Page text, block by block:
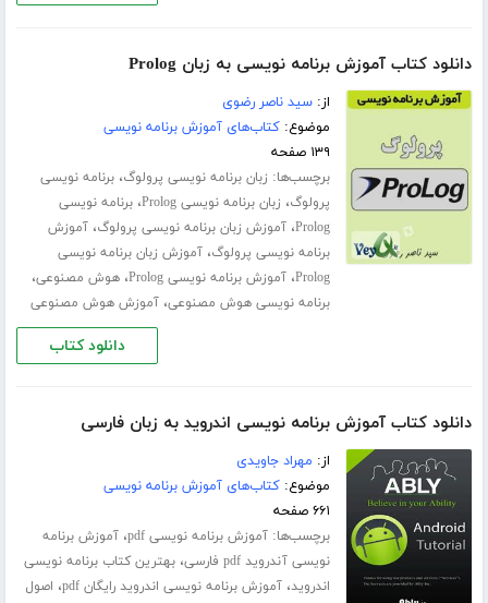
دانلود کتاب آموزش برنامه نویسی به زبان Prolog
از:سید ناصر رضوی
موضوع:کتاب‌های آموزش برنامه نویسی
۱۳۹ صفحه
برچسب‌ها: زبان برنامه نویسی پرولوگ،برنامه نویسی
پرولوگ، زبان برنامه نویسی Prolog ،برنامه نویسی
Prolog،آموزش زبان برنامه نویسی پرولوگ،آموزش
برنامه نویسی پرولوگ،آموزش زبان برنامه نویسی
Prolog،آموزش برنامه نویسی Prolog ،هوش مصنوعی،
برنامه نویسی هوش مصنوعی،آموزش هوش مصنوعی
دانلود کتاب
دانلود کتاب آموزش برنامه نویسی اندروید به زبان فارسی
از: مهراد جاویدی
موضوع:کتاب‌های آموزش برنامه نویسی
۶۶۱ صفحه
برچسب‌ها:آموزش برنامه نویسی pdf ،آموزش برنامه
نویسی آندروید pdf فارسی
،بهترین کتاب برنامه نویسی
اندروید،آموزش برنامه نویسی اندروید رایگان pdf ، اصول